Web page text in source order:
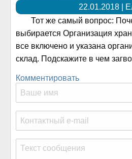
22.01.2018 |
Тот же самый вопрос:
выбирается Организация
все включено и указана
склад. Подскажите в чем
Комментировать